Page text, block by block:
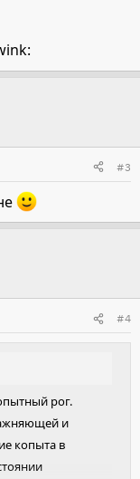
#3
#4
рог.
и
копыта в